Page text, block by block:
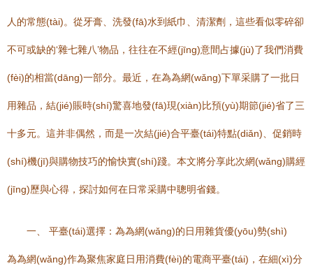
人的常態(tài)。從牙膏、洗發(fā)水到紙巾、清潔劑，這些看似零碎卻
不可或缺的‘雜七雜八’物品，往往在不經(jīng)意間占據(jù)了我們消費
(fèi)的相當(dāng)一部分。最近，在為為網(wǎng)下單采購了一批日
用雜品，結(jié)賬時(shí)驚喜地發(fā)現(xiàn)比預(yù)期節(jié)省了三
十多元。這并非偶然，而是一次結(jié)合平臺(tái)特點(diǎn)、促銷時
(shí)機(jī)與購物技巧的愉快實(shí)踐。本文將分享此次網(wǎng)購經
(jīng)歷與心得，探討如何在日常采購中聰明省錢。
一、 平臺(tái)選擇：為為網(wǎng)的日用雜貨優(yōu)勢(shì)
為為網(wǎng)作為聚焦家庭日用消費(fèi)的電商平臺(tái)，在細(xì)分